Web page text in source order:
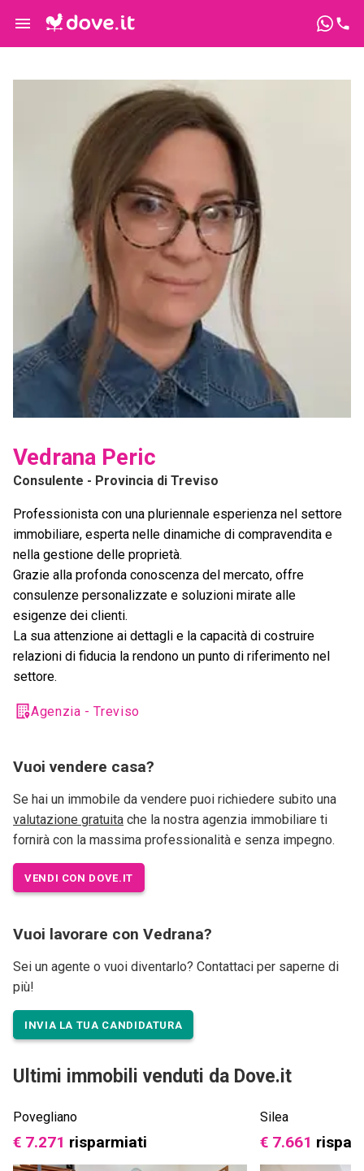
Vedrana Peric
Consulente - Provincia di Treviso
Professionista con una pluriennale esperienza nel settore
immobiliare, esperta nelle dinamiche di compravendita e
nella gestione delle proprietà.
Grazie alla profonda conoscenza del mercato, offre
consulenze personalizzate e soluzioni mirate alle
esigenze dei clienti.
La sua attenzione ai dettagli e la capacità di costruire
relazioni di fiducia la rendono un punto di riferimento nel
settore.
Agenzia - Treviso
Vuoi vendere casa?
Se hai un immobile da vendere puoi richiedere subito una
valutazione gratuita che la nostra agenzia immobiliare ti
fornirà con la massima professionalità e senza impegno.
VENDI CON DOVE.IT
Vuoi lavorare con Vedrana?
Sei un agente o vuoi diventarlo? Contattaci per saperne di
più!
INVIA LA TUA CANDIDATURA
Ultimi immobili venduti da Dove.it
Povegliano
€ 7.271 risparmiati
Silea
€ 7.661